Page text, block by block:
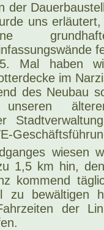
der
uns
Mal haben
im
des Neubau
wiesen
1,5 km hin,
kommend
zu bewältigen
der